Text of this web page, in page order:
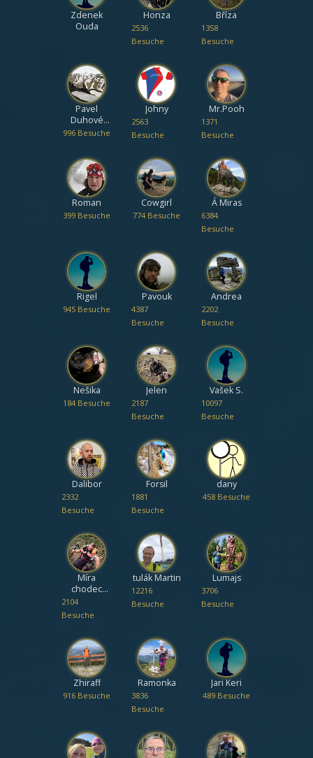
Zdenek
Ouda
Honza
2536
Besuche
Bříza
1358
Besuche
Pavel
Duhové
hory
996 Besuche
Johny
2563
Besuche
Mr.Pooh
1371
Besuche
Roman
399 Besuche
Cowgirl
774 Besuche
Á Miras
6384
Besuche
Rigel
945 Besuche
Pavouk
4387
Besuche
Andrea
2202
Besuche
Nešika
184 Besuche
Jelen
2187
Besuche
Vašek S.
10097
Besuche
Dalibor
2332
Besuche
Forsil
1881
Besuche
dany
458 Besuche
Míra
chodec
Liberec
2104
Besuche
tulák Martin
12216
Besuche
Lumajs
3706
Besuche
Zhiraff
916 Besuche
Ramonka
3836
Besuche
Jari Keri
489 Besuche